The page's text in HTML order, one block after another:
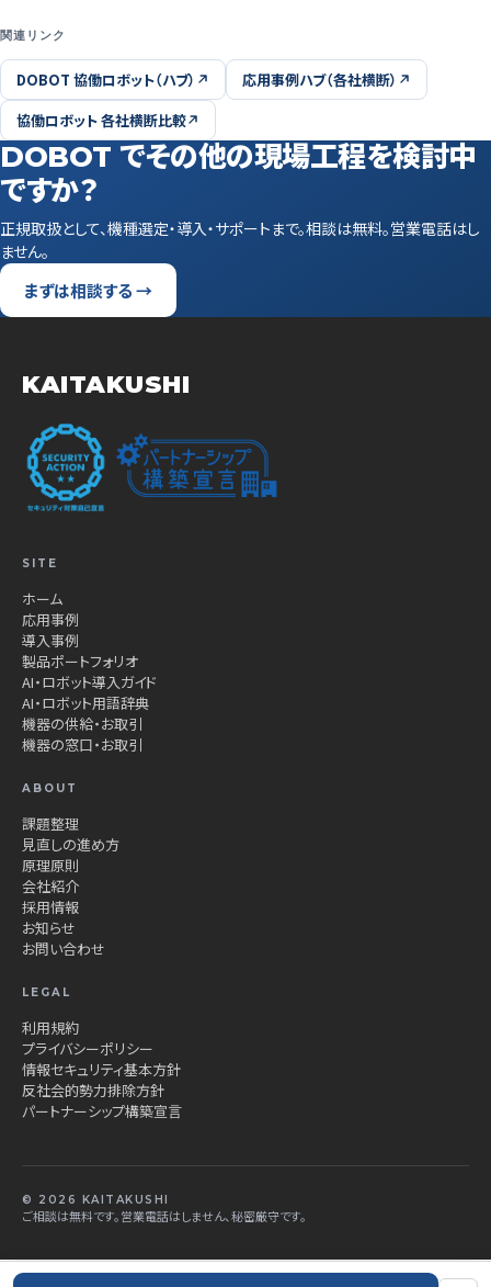
関連リンク
DOBOT 協働ロボット（ハブ）
応用事例ハブ（各社横断）
協働ロボット 各社横断比較
DOBOT でその他の現場工程を検討中
ですか？
正規取扱として、機種選定・導入・サポートまで。相談は無料。営業電話はし
ません。
まずは相談する →
KAITAKUSHI
SITE
ホーム
応用事例
導入事例
製品ポートフォリオ
AI・ロボット導入ガイド
AI・ロボット用語辞典
機器の供給・お取引
機器の窓口・お取引
ABOUT
課題整理
見直しの進め方
原理原則
会社紹介
採用情報
お知らせ
お問い合わせ
LEGAL
利用規約
プライバシーポリシー
情報セキュリティ基本方針
反社会的勢力排除方針
パートナーシップ構築宣言
© 2026 KAITAKUSHI
ご相談は無料です。営業電話はしません、秘密厳守です。